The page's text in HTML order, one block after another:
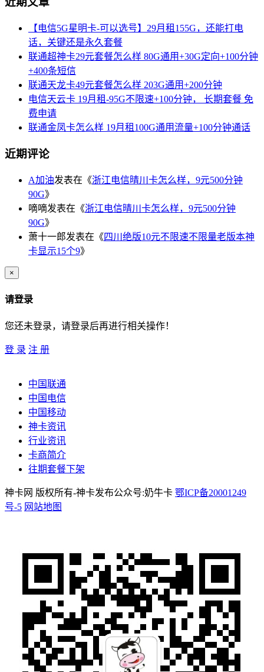
【电信5G星明卡-可以选号】29月租155G，还能打电
话，关键还是永久套餐
联通超神卡29元套餐怎么样 80G通用+30G定向+100分钟
+400条短信
联通天龙卡49元套餐怎么样 203G通用+200分钟
电信天云卡 19月租-95G不限速+100分钟， 长期套餐 免
费申请
联通金凤卡怎么样 19月租100G通用流量+100分钟通话
近期评论
A加油发表在《浙江电信晴川卡怎么样，9元500分钟
90G》
嘀嘀发表在《浙江电信晴川卡怎么样，9元500分钟
90G》
萧十一郎发表在《四川绝版10元不限速不限量老版本神
卡显示15个9》
×
请登录
您还未登录，请登录后再进行相关操作！
登 录 注 册
中国联通
中国电信
中国移动
神卡资讯
行业资讯
卡商简介
往期套餐下架
神卡网 版权所有-神卡发布公众号:奶牛卡 鄂ICP备20001249
号-5 网站地图